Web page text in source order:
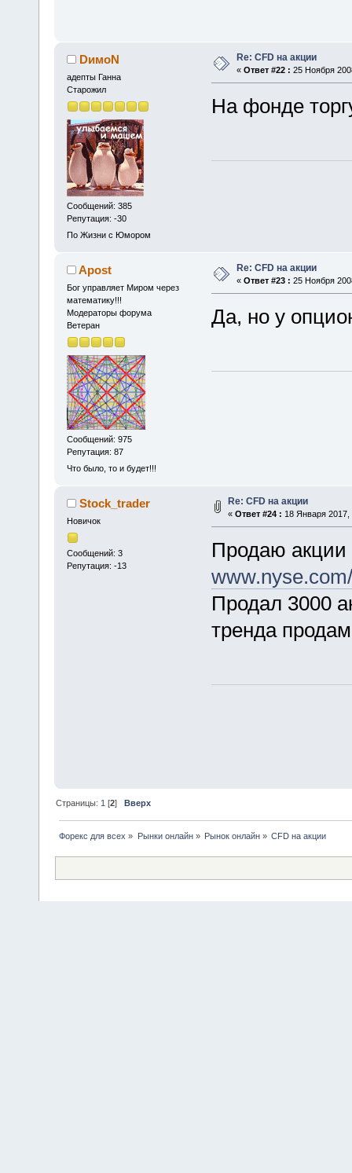
DимоN
адепты Ганна
Старожил
Сообщений: 385
Репутация: -30
По Жизни с Юмором
Re: CFD на акции
« Ответ #22 : 25 Ноября
На фонде
Apost
Бог управляет Миром через
математику!!!
Модераторы форума
Ветеран
Сообщений: 975
Репутация: 87
Что было, то и будет!!!
Re: CFD на акции
« Ответ #23 : 25 Ноября
Да, но у
Stock_trader
Новичок
Сообщений: 3
Репутация: -13
Re: CFD на акции
« Ответ #24 : 18 Января 2017,
Продаю
Продал 3000
тренда
Страницы: 1 [2]Вверх
Форекс для всех » Рынки онлайн» Рынок онлайн» CFD на акции